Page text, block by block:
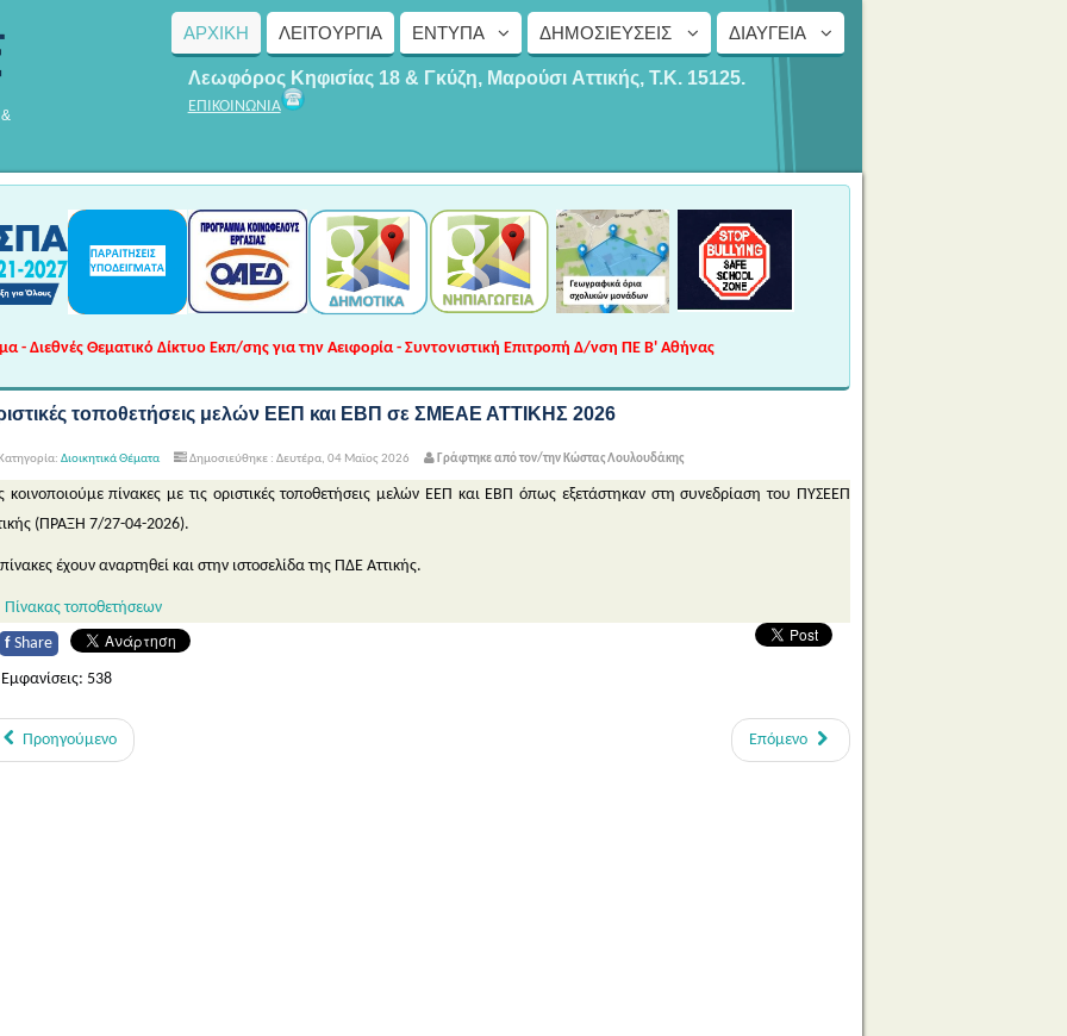
ΑΡΧΙΚΗ ΛΕΙΤΟΥΡΓΊΑ ΈΝΤΥΠΑ ΔΗΜΟΣΙΕΎΣΕΙΣ ΔΙΑΎΓΕΙΑ
Λεωφόρος Κηφισίας 18 & Γκύζη, Μαρούσι Αττικής, Τ.Κ. 15125.
ΕΠΙΚΟΙΝΩΝΙΑ
- Διεθνές Θεματικό Δίκτυο Εκπ/σης για την Αειφορία - Συντονιστική Επιτροπή Δ/νση ΠΕ Β' Αθήνας
τοποθετήσεις μελών ΕΕΠ και ΕΒΠ σε ΣΜΕΑΕ ΑΤΤΙΚΗΣ 2026
Διοικητικά Θέματα Δημοσιεύθηκε : Δευτέρα, 04 Μαϊος 2026 Γράφτηκε από τον/την Κώστας Λουλουδάκης
κοινοποιούμε πίνακες με τις οριστικές τοποθετήσεις μελών ΕΕΠ και ΕΒΠ όπως εξετάστηκαν στη συνεδρίαση του ΠΥΣΕΕΠ
(ΠΡΑΞΗ 7/27-04-2026).
έχουν αναρτηθεί και στην ιστοσελίδα της ΠΔΕ Αττικής.
Πίνακας τοποθετήσεων
f Share
Εμφανίσεις: 538
Προηγούμενο Επόμενο